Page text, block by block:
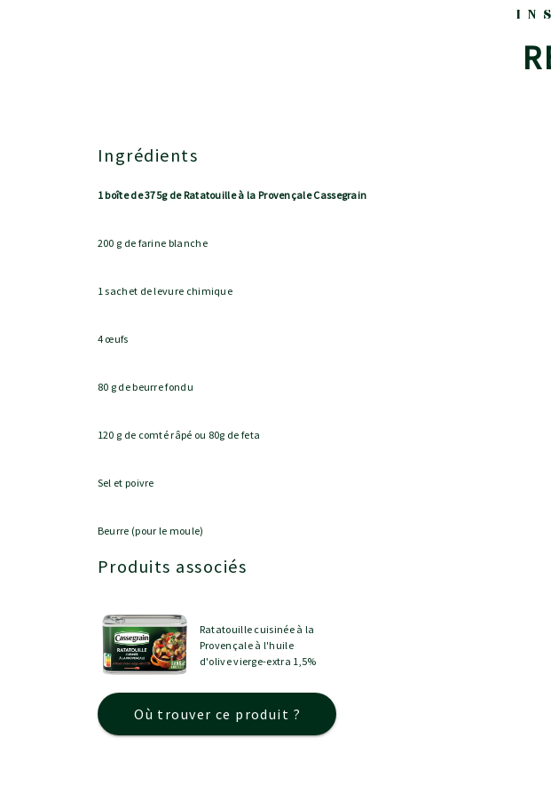
Ingrédients
1 boîte de 375g de Ratatouille à la Provençale Cassegrain
200 g de farine blanche
1 sachet de levure chimique
4 œufs
80 g de beurre fondu
120 g de comté râpé ou 80g de feta
Sel et poivre
Beurre (pour le moule)
Produits associés
Ratatouille cuisinée à la
Provençale à l'huile
d'olive vierge-extra 1,5%
Où trouver ce produit ?